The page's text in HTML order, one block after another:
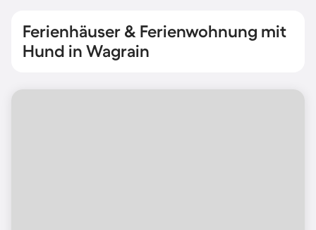
Ferienhäuser & Ferienwohnung mit
Hund in Wagrain